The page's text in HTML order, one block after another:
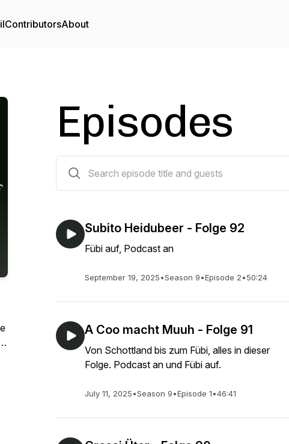
ContributorsAbout
Episodes
Subito Heidubeer - Folge 92
Fübi auf, Podcast an
September 19, 2025•Season 9•Episode 2•50:24
A Coo macht Muuh - Folge 91
Von Schottland bis zum Fübi, alles in dieser
Folge. Podcast an und Fübi auf.
July 11, 2025•Season 9•Episode 1•46:41